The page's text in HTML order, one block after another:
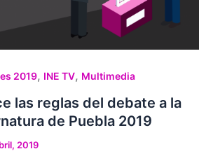
2019, INE TV, Multimedia
las reglas del debate a la
de Puebla 2019
2019